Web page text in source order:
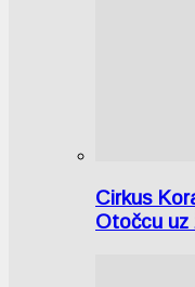
Cirkus
Otočcu